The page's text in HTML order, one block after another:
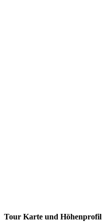
Tour Karte und Höhenprofil